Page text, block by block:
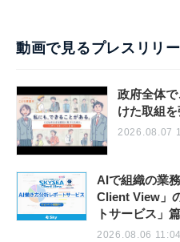
動画で見るプレスリリ
政府全体
けた取組
2026.08.07
AIで組織の業
Client View」
トサービス」
2026.08.06 11:04